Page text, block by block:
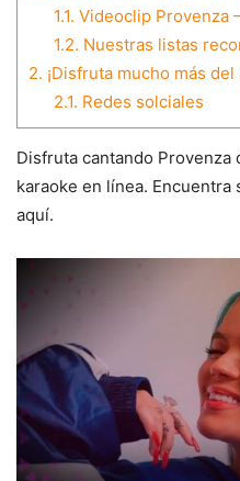
1.1. Videoclip Provenza
1.2. Nuestras listas
2. ¡Disfruta mucho más
2.1. Redes solciales
Disfruta cantando Provenza
karaoke en línea.
aquí.